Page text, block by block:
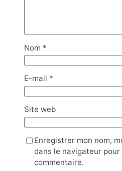
Nom *
E-mail *
Site web
Enregistrer mon nom,
dans le navigateur pour
commentaire.